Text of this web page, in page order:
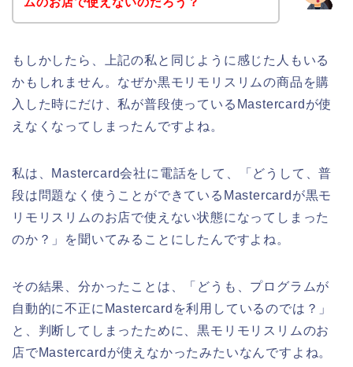
もしかしたら、上記の私と同じように感じた人もいる
かもしれません。なぜか黒モリモリスリムの商品を購
入した時にだけ、私が普段使っているMastercardが使
えなくなってしまったんですよね。
私は、Mastercard会社に電話をして、「どうして、普
段は問題なく使うことができているMastercardが黒モ
リモリスリムのお店で使えない状態になってしまった
のか？」を聞いてみることにしたんですよね。
その結果、分かったことは、「どうも、プログラムが
自動的に不正にMastercardを利用しているのでは？」
と、判断してしまったために、黒モリモリスリムのお
店でMastercardが使えなかったみたいなんですよね。